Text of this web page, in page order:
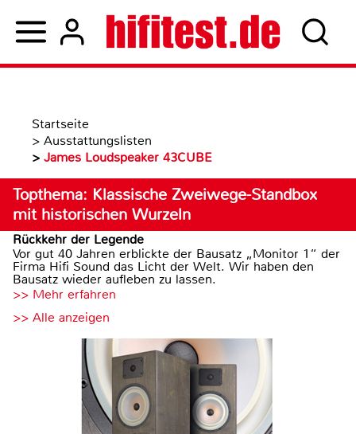
Startseite
> Ausstattungslisten
> James Loudspeaker 43CUBE
Topthema: Klassische Zweiwege-Standbox
mit historischen Wurzeln
Rückkehr der Legende
Vor gut 40 Jahren erblickte der Bausatz „Monitor 1“ der
Firma Hifi Sound das Licht der Welt. Wir haben den
Bausatz wieder aufleben zu lassen.
>> Mehr erfahren
>> Alle anzeigen